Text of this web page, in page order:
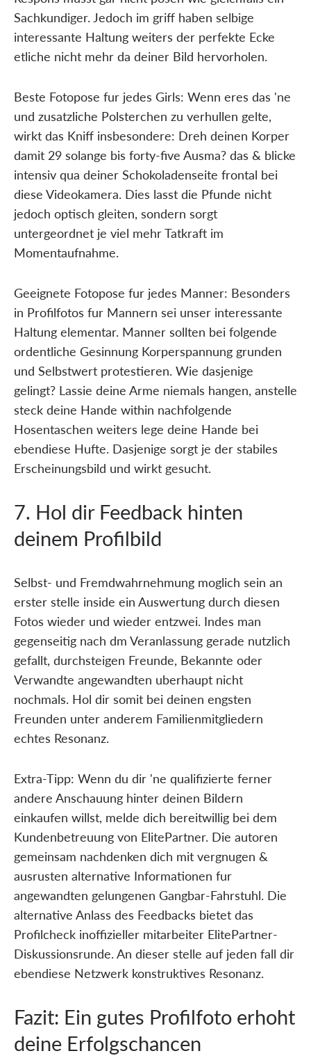
Sachkundiger. Jedoch im griff haben selbige
interessante Haltung weiters der perfekte Ecke
etliche nicht mehr da deiner Bild hervorholen.
Beste Fotopose fur jedes Girls: Wenn eres das 'ne
und zusatzliche Polsterchen zu verhullen gelte,
wirkt das Kniff insbesondere: Dreh deinen Korper
damit 29 solange bis forty-five Ausma? das & blicke
intensiv qua deiner Schokoladenseite frontal bei
diese Videokamera. Dies lasst die Pfunde nicht
jedoch optisch gleiten, sondern sorgt
untergeordnet je viel mehr Tatkraft im
Momentaufnahme.
Geeignete Fotopose fur jedes Manner: Besonders
in Profilfotos fur Mannern sei unser interessante
Haltung elementar. Manner sollten bei folgende
ordentliche Gesinnung Korperspannung grunden
und Selbstwert protestieren. Wie dasjenige
gelingt? Lassie deine Arme niemals hangen, anstelle
steck deine Hande within nachfolgende
Hosentaschen weiters lege deine Hande bei
ebendiese Hufte. Dasjenige sorgt je der stabiles
Erscheinungsbild und wirkt gesucht.
7. Hol dir Feedback hinten
deinem Profilbild
Selbst- und Fremdwahrnehmung moglich sein an
erster stelle inside ein Auswertung durch diesen
Fotos wieder und wieder entzwei. Indes man
gegenseitig nach dm Veranlassung gerade nutzlich
gefallt, durchsteigen Freunde, Bekannte oder
Verwandte angewandten uberhaupt nicht
nochmals. Hol dir somit bei deinen engsten
Freunden unter anderem Familienmitgliedern
echtes Resonanz.
Extra-Tipp: Wenn du dir 'ne qualifizierte ferner
andere Anschauung hinter deinen Bildern
einkaufen willst, melde dich bereitwillig bei dem
Kundenbetreuung von ElitePartner. Die autoren
gemeinsam nachdenken dich mit vergnugen &
ausrusten alternative Informationen fur
angewandten gelungenen Gangbar-Fahrstuhl. Die
alternative Anlass des Feedbacks bietet das
Profilcheck inoffizieller mitarbeiter ElitePartner-
Diskussionsrunde. An dieser stelle auf jeden fall dir
ebendiese Netzwerk konstruktives Resonanz.
Fazit: Ein gutes Profilfoto erhoht
deine Erfolgschancen